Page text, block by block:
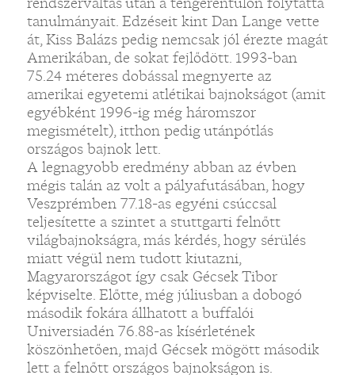
tanulmányait. Edzéseit kint Dan Lange vette
át, Kiss Balázs pedig nemcsak jól érezte magát
Amerikában, de sokat fejlődött. 1993-ban
75.24 méteres dobással megnyerte az
amerikai egyetemi atlétikai bajnokságot (amit
egyébként 1996-ig még háromszor
megismételt), itthon pedig utánpótlás
országos bajnok lett.
A legnagyobb eredmény abban az évben
mégis talán az volt a pályafutásában, hogy
Veszprémben 77.18-as egyéni csúccsal
teljesítette a szintet a stuttgarti felnőtt
világbajnokságra, más kérdés, hogy sérülés
miatt végül nem tudott kiutazni,
Magyarországot így csak Gécsek Tibor
képviselte. Előtte, még júliusban a dobogó
második fokára állhatott a buffalói
Universiadén 76.88-as kísérletének
köszönhetően, majd Gécsek mögött második
lett a felnőtt országos bajnokságon is.